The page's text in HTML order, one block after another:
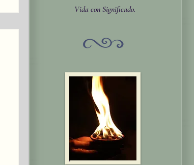
Vida con Significado.